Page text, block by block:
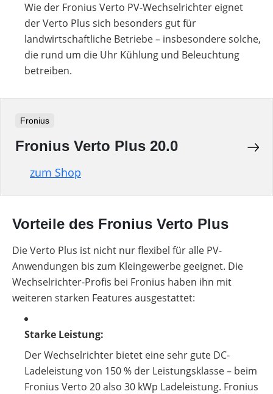
Wie der Fronius Verto PV-Wechselrichter eignet
der Verto Plus sich besonders gut für
landwirtschaftliche Betriebe – insbesondere solche,
die rund um die Uhr Kühlung und Beleuchtung
betreiben.
Fronius
Fronius Verto Plus 20.0
zum Shop
Vorteile des Fronius Verto Plus
Die Verto Plus ist nicht nur flexibel für alle PV-
Anwendungen bis zum Kleingewerbe geeignet. Die
Wechselrichter-Profis bei Fronius haben ihn mit
weiteren starken Features ausgestattet:
Starke Leistung:
Der Wechselrichter bietet eine sehr gute DC-
Ladeleistung von 150 % der Leistungsklasse – beim
Fronius Verto 20 also 30 kWp Ladeleistung. Fronius